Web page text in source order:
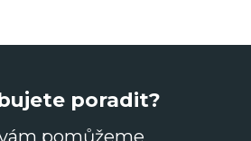
poradit?
pomůžeme